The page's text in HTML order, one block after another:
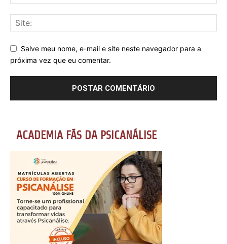
Salve meu nome, e-mail e site neste navegador para a
próxima vez que eu comentar.
ACADEMIA FÃS DA PSICANÁLISE